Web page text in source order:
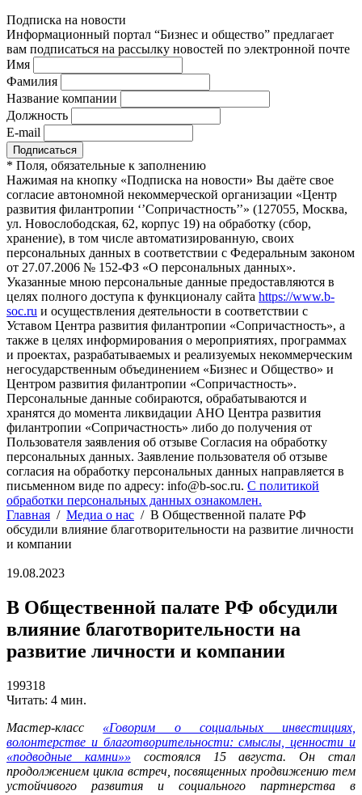
Подписка на новости
Информационный портал “Бизнес и общество” предлагает
вам подписаться на рассылку новостей по электронной почте
Имя
Фамилия
Название компании
Должность
E-mail
* Поля, обязательные к заполнению
Нажимая на кнопку «Подписка на новости» Вы даёте свое
согласие автономной некоммерческой организации «Центр
развития филантропии ‘’Сопричастность’’» (127055, Москва,
ул. Новослободская, 62, корпус 19) на обработку (сбор,
хранение), в том числе автоматизированную, своих
персональных данных в соответствии с Федеральным законом
от 27.07.2006 № 152-ФЗ «О персональных данных».
Указанные мною персональные данные предоставляются в
целях полного доступа к функционалу сайта https://www.b-
soc.ru и осуществления деятельности в соответствии с
Уставом Центра развития филантропии «Сопричастность», а
также в целях информирования о мероприятиях, программах
и проектах, разрабатываемых и реализуемых некоммерческим
негосударственным объединением «Бизнес и Общество» и
Центром развития филантропии «Сопричастность».
Персональные данные собираются, обрабатываются и
хранятся до момента ликвидации АНО Центра развития
филантропии «Сопричастность» либо до получения от
Пользователя заявления об отзыве Согласия на обработку
персональных данных. Заявление пользователя об отзыве
согласия на обработку персональных данных направляется в
письменном виде по адресу: info@b-soc.ru. С политикой
обработки персональных данных ознакомлен.
Главная / Медиа о нас / В Общественной палате РФ
обсудили влияние благотворительности на развитие личности
и компании
19.08.2023
В Общественной палате РФ обсудили
влияние благотворительности на
развитие личности и компании
199318
Читать: 4 мин.
Мастер-класс «Говорим о социальных инвестициях,
волонтерстве и благотворительности: смыслы, ценности и
«подводные камни»» состоялся 15 августа. Он стал
продолжением цикла встреч, посвященных продвижению тем
устойчивого развития и социального партнерства в